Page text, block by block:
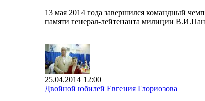
13 мая 2014 года завершился командный
памяти генерал-лейтенанта милиции
25.04.2014 12:00
Двойной юбилей Евгения Глориозова